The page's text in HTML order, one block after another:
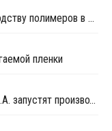
DSM модернизировала завод по производству полимеров в Индиане
пленки
ТАИФ и итальянская компания Bio-on S.p.A. запустят производство биополимеров в Татарстане